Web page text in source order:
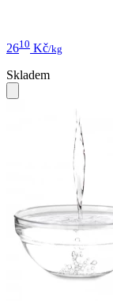
2610 Kč/kg
Skladem